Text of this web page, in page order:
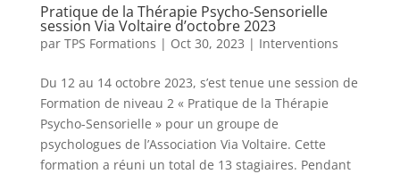
Pratique de la Thérapie Psycho-Sensorielle
session Via Voltaire d’octobre 2023
par TPS Formations | Oct 30, 2023 | Interventions
Du 12 au 14 octobre 2023, s’est tenue une session de
Formation de niveau 2 « Pratique de la Thérapie
Psycho-Sensorielle » pour un groupe de
psychologues de l’Association Via Voltaire. Cette
formation a réuni un total de 13 stagiaires. Pendant